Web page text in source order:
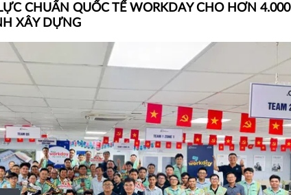
CHUẨN QUỐC TẾ WORKDAY CHO HƠN 4.000
XÂY DỰNG